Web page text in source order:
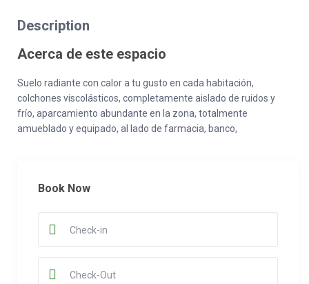
Description
Acerca de este espacio
Suelo radiante con calor a tu gusto en cada habitación,
colchones viscolásticos, completamente aislado de ruidos y
frío, aparcamiento abundante en la zona, totalmente
amueblado y equipado, al lado de farmacia, banco,
naturales de la isla ( Playa de Nogales, Cubo de La Galga,
El espacio
Capacidad de alojar a un grupo o una familia grande y sentirse
como en su propia casa
Book Now